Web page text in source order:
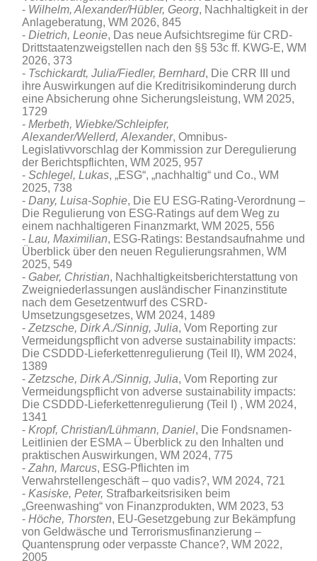
Wilhelm, Alexander/Hübler, Georg, Nachhaltigkeit in der
Anlageberatung, WM 2026, 845
Dietrich, Leonie, Das neue Aufsichtsregime für CRD-
Drittstaatenzweigstellen nach den §§ 53c ff. KWG-E, WM
2026, 373
Tschickardt, Julia/Fiedler, Bernhard, Die CRR III und
ihre Auswirkungen auf die Kreditrisikominderung durch
eine Absicherung ohne Sicherungsleistung, WM 2025,
1729
Merbeth, Wiebke/Schleipfer,
Alexander/Wellerd,Alexander, Omnibus-
Legislativvorschlag der Kommission zur Deregulierung
der Berichtspflichten, WM 2025, 957
Schlegel, Lukas, „ESG“, „nachhaltig“ und Co., WM
2025, 738
Dany, Luisa-Sophie, Die EU ESG-Rating-Verordnung –
Die Regulierung von ESG-Ratings auf dem Weg zu
einem nachhaltigeren Finanzmarkt, WM 2025, 556
Lau, Maximilian, ESG-Ratings: Bestandsaufnahme und
Überblick über den neuen Regulierungsrahmen, WM
2025, 549
Gaber, Christian, Nachhaltigkeitsberichterstattung von
Zweigniederlassungen ausländischer Finanzinstitute
nach dem Gesetzentwurf des CSRD-
Umsetzungsgesetzes, WM 2024, 1489
Zetzsche, Dirk A./Sinnig, Julia, Vom Reporting zur
Vermeidungspflicht von adverse sustainability impacts:
Die CSDDD-Lieferkettenregulierung (Teil II), WM 2024,
1389
Zetzsche, Dirk A./Sinnig, Julia, Vom Reporting zur
Vermeidungspflicht von adverse sustainability impacts:
Die CSDDD-Lieferkettenregulierung (Teil I) , WM 2024,
1341
Kropf, Christian/Lühmann, Daniel, Die Fondsnamen-
Leitlinien der ESMA – Überblick zu den Inhalten und
praktischen Auswirkungen, WM 2024, 775
Zahn, Marcus, ESG-Pflichten im
Verwahrstellengeschäft – quo vadis?, WM 2024, 721
Kasiske,Peter, Strafbarkeitsrisiken beim
„Greenwashing“ von Finanzprodukten, WM 2023, 53
Höche, Thorsten, EU-Gesetzgebung zur Bekämpfung
von Geldwäsche und Terrorismusfinanzierung –
Quantensprung oder verpasste Chance?, WM 2022,
2005